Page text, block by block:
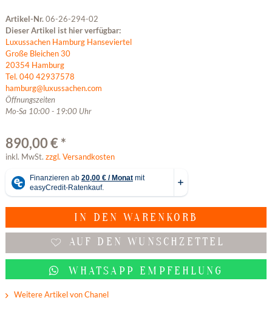
Artikel-Nr.06-26-294-02
Dieser Artikel ist hier verfügbar:
Luxussachen Hamburg Hanseviertel
Große Bleichen 30
20354 Hamburg
Tel. 040 42937578
hamburg@luxussachen.com
Öffnungszeiten
Mo-Sa 10:00 - 19:00 Uhr
890,00 € *
inkl. MwSt. zzgl. Versandkosten
IN DEN WARENKORB
AUF DEN WUNSCHZETTEL
WHATSAPP EMPFEHLUNG
Weitere Artikel von Chanel